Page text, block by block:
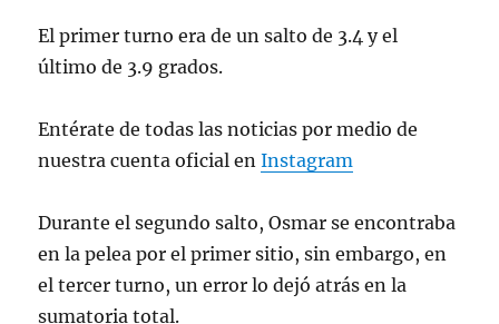
El primer turno era de un salto de 3.4 y el
último de 3.9 grados.
Entérate de todas las noticias por medio de
nuestra cuenta oficial enInstagram
Durante el segundo salto, Osmar se encontraba
en la pelea por el primer sitio, sin embargo, en
el tercer turno, un error lo dejó atrás en la
sumatoria total.